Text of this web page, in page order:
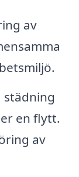
av
städning
en flytt.
av